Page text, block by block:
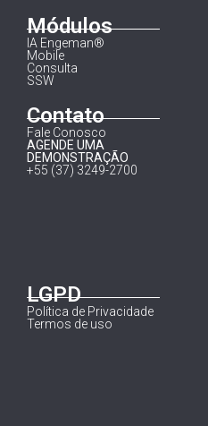
Módulos
IA Engeman®
Mobile
Consulta
SSW
Contato
Fale Conosco
AGENDE UMA
DEMONSTRAÇÃO
+55 (37) 3249-2700
LGPD
Política de Privacidade
Termos de uso